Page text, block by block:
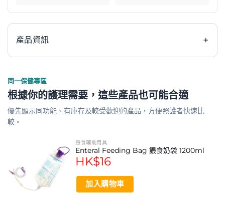
產品資訊 +
Maxson 加長咀 20ml 餵食針筒 (型號: MAX-001-single)
品。本產品源自擁有超過49年經驗的Maxson品牌，其核
菌獨立包裝，確保每次使用都符合衛生標準，獨特的
Catheter Tip長直咀設計，能輕鬆深入容器或繞過障礙，
方便餵食流質食物、營養補充品或藥物。清晰的毫升(ml)刻
度標示，讓照顧者能準確控制每次的抽取與餵食劑量，是居
家照護的實用工具。這款餵食針筒不附針頭，專注於安全的
同一保健專區
根據你的護理需要，這些產品也可能合適
優先顯示同功能、有庫存及較受歡迎的產品，方便照護者快速比
較。
餵食輔助用具
Enteral Feeding Bag 餵食奶袋 1200ml
HK$16
加入購物車